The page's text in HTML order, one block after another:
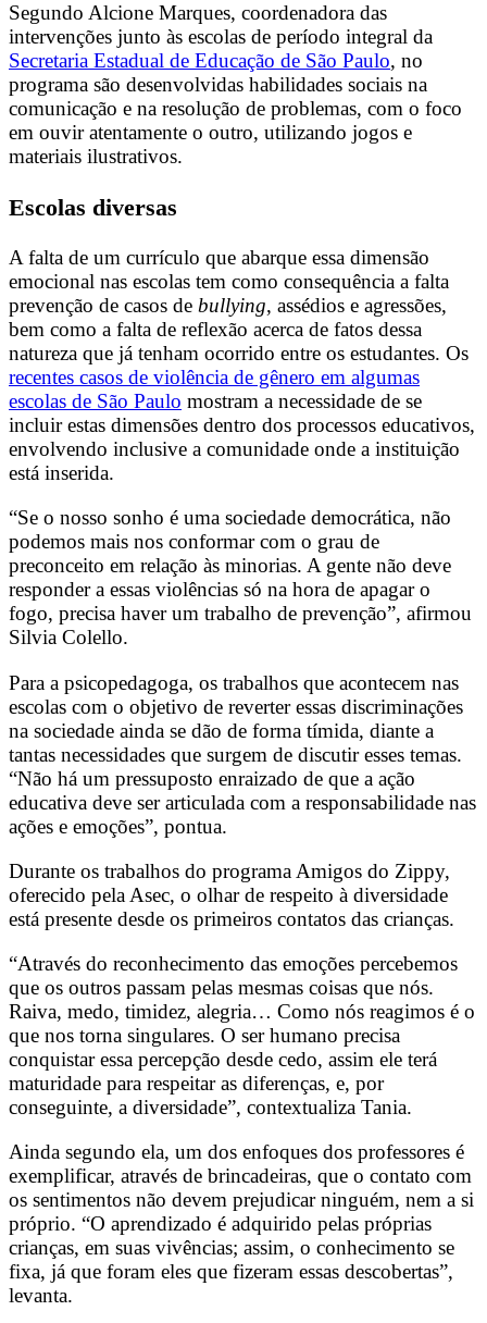
Segundo Alcione Marques, coordenadora das
intervenções junto às escolas de período integral da
Secretaria Estadual de Educação de São Paulo, no
programa são desenvolvidas habilidades sociais na
comunicação e na resolução de problemas, com o foco
em ouvir atentamente o outro, utilizando jogos e
materiais ilustrativos.
Escolas diversas
A falta de um currículo que abarque essa dimensão
emocional nas escolas tem como consequência a falta
prevenção de casos de bullying, assédios e agressões,
bem como a falta de reflexão acerca de fatos dessa
natureza que já tenham ocorrido entre os estudantes. Os
recentes casos de violência de gênero em algumas
escolas de São Paulo mostram a necessidade de se
incluir estas dimensões dentro dos processos educativos,
envolvendo inclusive a comunidade onde a instituição
está inserida.
“Se o nosso sonho é uma sociedade democrática, não
podemos mais nos conformar com o grau de
preconceito em relação às minorias. A gente não deve
responder a essas violências só na hora de apagar o
fogo, precisa haver um trabalho de prevenção”, afirmou
Silvia Colello.
Para a psicopedagoga, os trabalhos que acontecem nas
escolas com o objetivo de reverter essas discriminações
na sociedade ainda se dão de forma tímida, diante a
tantas necessidades que surgem de discutir esses temas.
“Não há um pressuposto enraizado de que a ação
educativa deve ser articulada com a responsabilidade nas
ações e emoções”, pontua.
Durante os trabalhos do programa Amigos do Zippy,
oferecido pela Asec, o olhar de respeito à diversidade
está presente desde os primeiros contatos das crianças.
“Através do reconhecimento das emoções percebemos
que os outros passam pelas mesmas coisas que nós.
Raiva, medo, timidez, alegria… Como nós reagimos é o
que nos torna singulares. O ser humano precisa
conquistar essa percepção desde cedo, assim ele terá
maturidade para respeitar as diferenças, e, por
conseguinte, a diversidade”, contextualiza Tania.
Ainda segundo ela, um dos enfoques dos professores é
exemplificar, através de brincadeiras, que o contato com
os sentimentos não devem prejudicar ninguém, nem a si
próprio. “O aprendizado é adquirido pelas próprias
crianças, em suas vivências; assim, o conhecimento se
fixa, já que foram eles que fizeram essas descobertas”,
levanta.